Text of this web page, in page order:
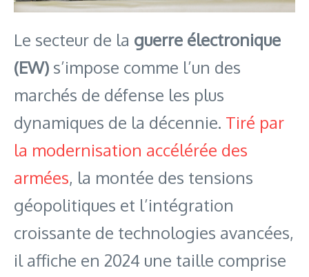
Le secteur de la guerre électronique
(EW) s’impose comme l’un des
marchés de défense les plus
dynamiques de la décennie. Tiré par
la modernisation accélérée des
armées, la montée des tensions
géopolitiques et l’intégration
croissante de technologies avancées,
il affiche en 2024 une taille comprise